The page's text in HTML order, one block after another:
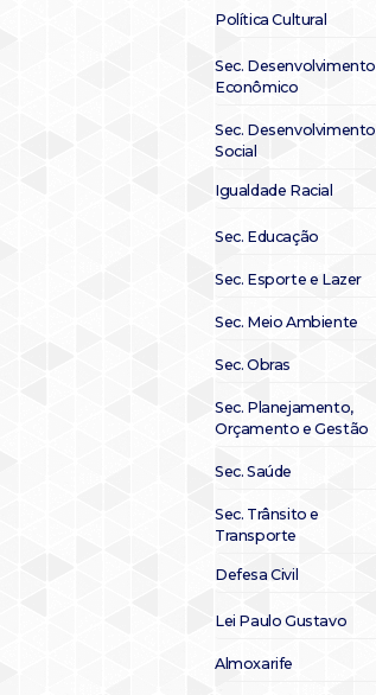
Política Cultural
Sec. Desenvolvimento
Econômico
Sec. Desenvolvimento
Social
Igualdade Racial
Sec. Educação
Sec. Esporte e Lazer
Sec. Meio Ambiente
Sec. Obras
Sec. Planejamento,
Orçamento e Gestão
Sec. Saúde
Sec. Trânsito e
Transporte
Defesa Civil
Lei Paulo Gustavo
Almoxarife